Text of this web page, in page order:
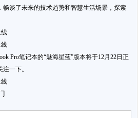
畅谈了未来的技术趋势和智慧生活场景，探索
Pro笔记本的“魅海星蓝”版本将于12月22日正
一下。